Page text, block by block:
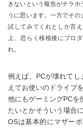
きないという報告がチラ
うに思います。一方でそ
試してみてくれとしか言
上、恐らく移植後にプロ
れ。
例えば、PCが壊れて
えてお使いのドライブ
他にもゲーミングPCを
たいとかそういう場合
OSは基本的にマザー